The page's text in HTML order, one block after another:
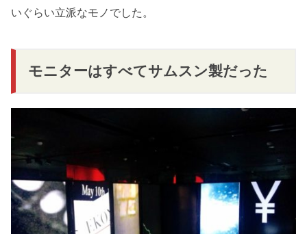
いぐらい立派なモノでした。
モニターはすべてサムスン製だった